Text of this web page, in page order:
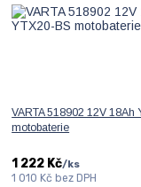
VARTA 518902 12V 18Ah
motobaterie
1 222 Kč/ks
1 010 Kč bez DPH